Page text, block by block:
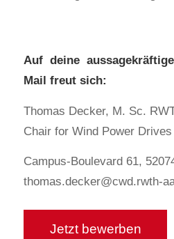
Auf deine
Mail freut sich:
Thomas Decker, M. Sc.
Chair for Wind Power Drives
Campus-Boulevard 61,
thomas.decker@cwd.rwth-